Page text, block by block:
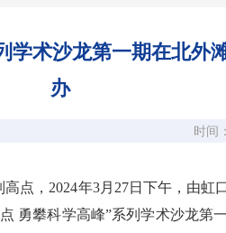
术沙龙第一期在北外
办
时间
点，2024年3月27日下午，由虹
勇攀科学高峰”系列学术沙龙第